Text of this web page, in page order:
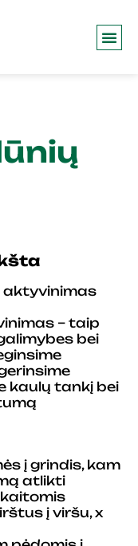
aktyvinimas
– taip
bei
kaulų tankį bei
į grindis, kam
atlikti
į viršu, x